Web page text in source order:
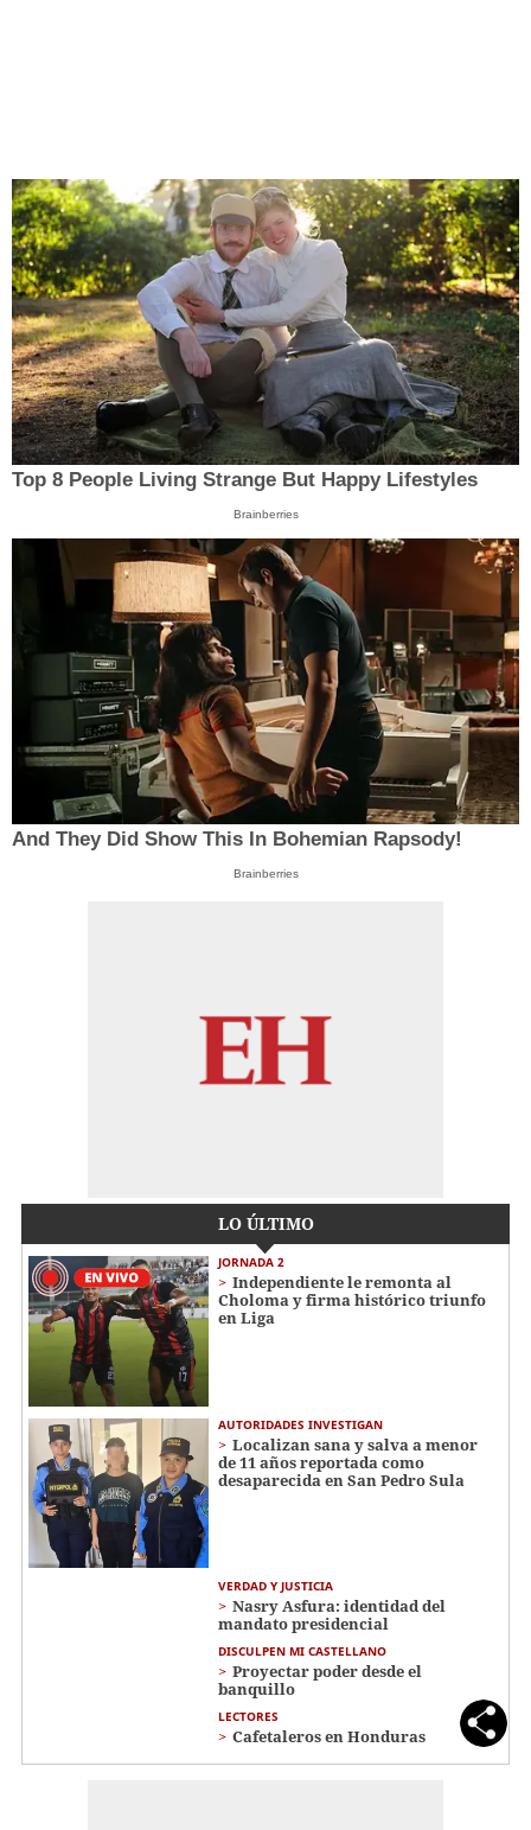
Top 8 People Living Strange But Happy Lifestyles
Brainberries
And They Did Show This In Bohemian Rapsody!
Brainberries
LO ÚLTIMO
JORNADA 2
Independiente le remonta al
Choloma y firma histórico triunfo
en Liga
AUTORIDADES INVESTIGAN
Localizan sana y salva a menor
de 11 años reportada como
desaparecida en San Pedro Sula
VERDAD Y JUSTICIA
Nasry Asfura: identidad del
mandato presidencial
DISCULPEN MI CASTELLANO
Proyectar poder desde el
banquillo
LECTORES
Cafetaleros en Honduras